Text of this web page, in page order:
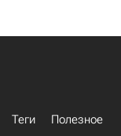
Теги
Полезное